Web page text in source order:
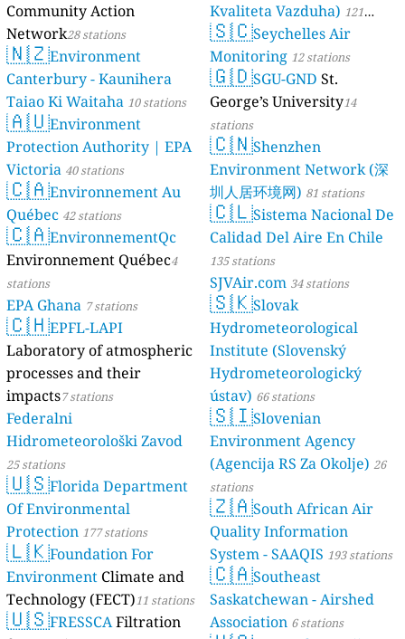
Community Action
Network28 stations
🇳🇿Environment
Canterbury - Kaunihera
Taiao Ki Waitaha 10 stations
🇦🇺Environment
Protection Authority | EPA
Victoria 40 stations
🇨🇦Environnement Au
Québec 42 stations
🇨🇦EnvironnementQc
Environnement Québec4
stations
EPA Ghana 7 stations
🇨🇭EPFL-LAPI
Laboratory of atmospheric
processes and their
impacts7 stations
Federalni
Hidrometeorološki Zavod
25 stations
🇺🇸Florida Department
Of Environmental
Protection 177 stations
🇱🇰Foundation For
Environment Climate and
Technology (FECT)11 stations
🇺🇸FRESSCAFiltration
Kvaliteta Vazduha) 121
stations
🇸🇨Seychelles Air
Monitoring 12 stations
🇬🇩SGU-GND St.
George’s University14
stations
🇨🇳Shenzhen
Environment Network (深
圳人居环境网) 81 stations
🇨🇱Sistema Nacional De
Calidad Del Aire En Chile
135 stations
SJVAir.com 34 stations
🇸🇰Slovak
Hydrometeorological
Institute (Slovenský
Hydrometeorologický
ústav) 66 stations
🇸🇮Slovenian
Environment Agency
(Agencija RS Za Okolje) 26
stations
🇿🇦South African Air
Quality Information
System - SAAQIS 193 stations
🇨🇦Southeast
Saskatchewan - Airshed
Association 6 stations